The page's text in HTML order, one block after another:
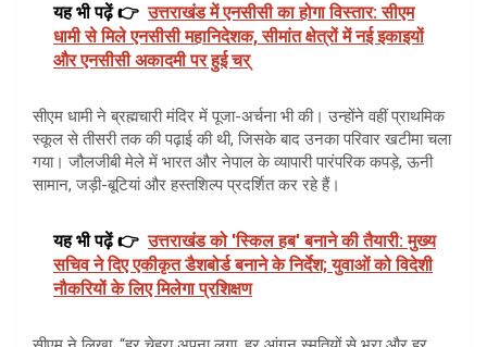
यह भी पढ़ें 👉 उत्तराखंड में एनसीसी का होगा विस्तार: सीएम
धामी से मिले एनसीसी महानिदेशक, सीमांत क्षेत्रों में नई इकाइयों
और एनसीसी अकादमी पर हुई चर्
सीएम धामी ने ब्रह्मचारी मंदिर में पूजा-अर्चना भी की। उन्होंने वहीं प्राथमिक
स्कूल से तीसरी तक की पढ़ाई की थी, जिसके बाद उनका परिवार खटीमा चला
गया। जौलजीबी मेले में भारत और नेपाल के व्यापारी पारंपरिक कपड़े, ऊनी
सामान, जड़ी-बूटियां और हस्तशिल्प प्रदर्शित कर रहे हैं।
यह भी पढ़ें 👉 उत्तराखंड को 'स्किल हब' बनाने की तैयारी: मुख्य
सचिव ने दिए एकीकृत डैशबोर्ड बनाने के निर्देश; युवाओं को विदेशी
नौकरियों के लिए मिलेगा प्रशिक्षण